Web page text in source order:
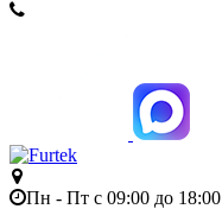
Пн - Пт с 09:00 до 18:00